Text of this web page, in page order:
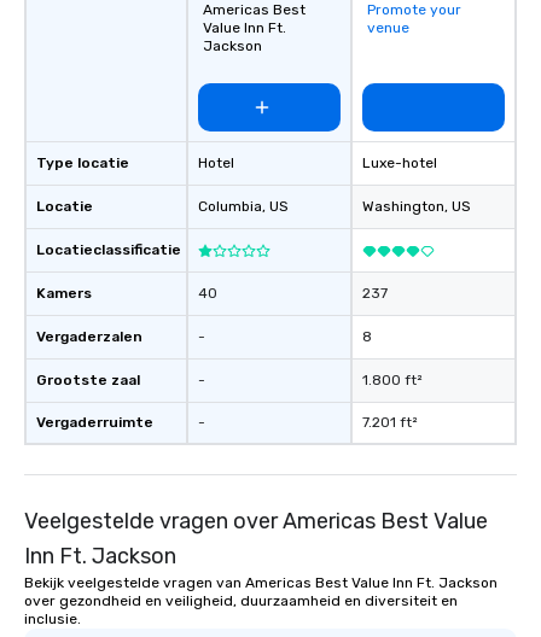
Type locatie
Locatie
Locatieclassificatie
Kamers
Vergaderzalen
Grootste zaal
Vergaderruimte
Americas Best
Value Inn Ft.
Jackson
Hotel
Columbia, US
40
-
-
-
Promote your
venue
Luxe-hotel
Washington, US
237
8
1.800 ft²
7.201 ft²
Veelgestelde vragen over Americas Best Value
Inn Ft. Jackson
Bekijk veelgestelde vragen van Americas Best Value Inn Ft. Jackson
over gezondheid en veiligheid, duurzaamheid en diversiteit en
inclusie.